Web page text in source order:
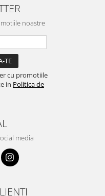
noastre
cu promotiile
in Politica de
media